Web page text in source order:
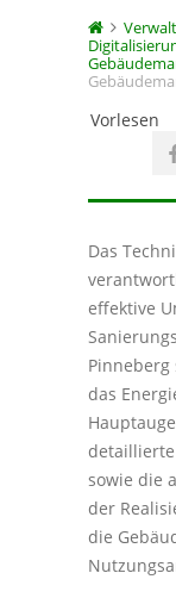
Vorlesen
Das
effektive
das
sowie die
der
die